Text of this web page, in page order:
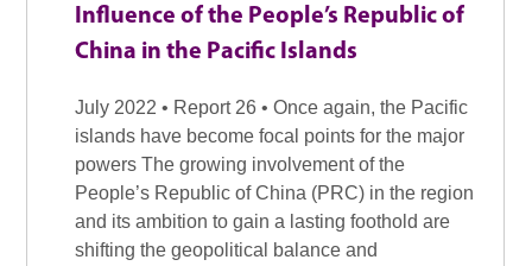
Influence of the People’s Republic of
China in the Pacific Islands
July 2022 • Report 26 • Once again, the Pacific
islands have become focal points for the major
powers The growing involvement of the
People’s Republic of China (PRC) in the region
and its ambition to gain a lasting foothold are
shifting the geopolitical balance and